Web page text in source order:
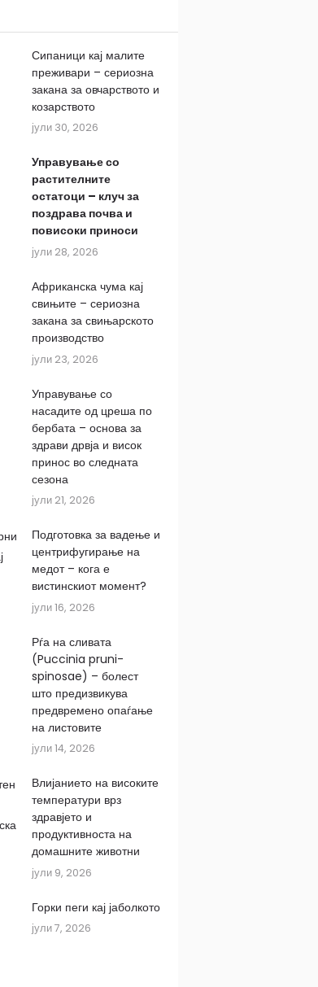
Сипаници кај малите
преживари – сериозна
закана за овчарството и
козарството
јули 30, 2026
Управување со
растителните
остатоци – клуч за
поздрава почва и
повисоки приноси
јули 28, 2026
Африканска чума кај
свињите – сериозна
закана за свињарското
производство
јули 23, 2026
Управување со
насадите од цреша по
бербата – основа за
здрави дрвја и висок
принос во следната
сезона
јули 21, 2026
Подготовка за вадење и
центрифугирање на
медот – кога е
вистинскиот момент?
јули 16, 2026
Рѓа на сливата
(Puccinia pruni-
spinosae) – болест
што предизвикува
предвремено опаѓање
на листовите
јули 14, 2026
Влијанието на високите
температури врз
здравјето и
продуктивноста на
домашните животни
јули 9, 2026
Горки пеги кај јаболкото
јули 7, 2026